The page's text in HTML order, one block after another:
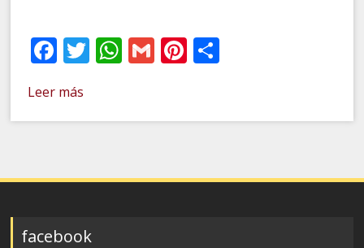
Facebook
Twitter
WhatsApp
GmailPinterest
Leer más
facebook